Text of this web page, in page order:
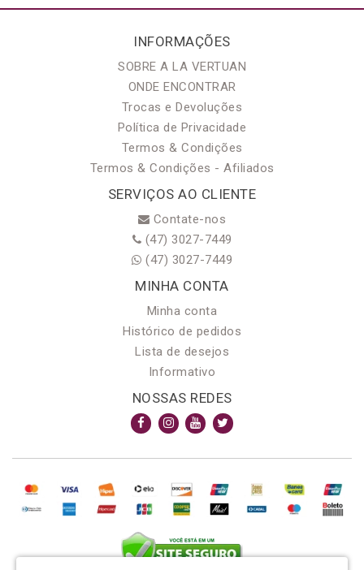
INFORMAÇÕES
SOBRE A LA VERTUAN
ONDE ENCONTRAR
Trocas e Devoluções
Política de Privacidade
Termos & Condições
Termos & Condições - Afiliados
SERVIÇOS AO CLIENTE
Contate-nos
(47) 3027-7449
(47) 3027-7449
MINHA CONTA
Minha conta
Histórico de pedidos
Lista de desejos
Informativo
NOSSAS REDES